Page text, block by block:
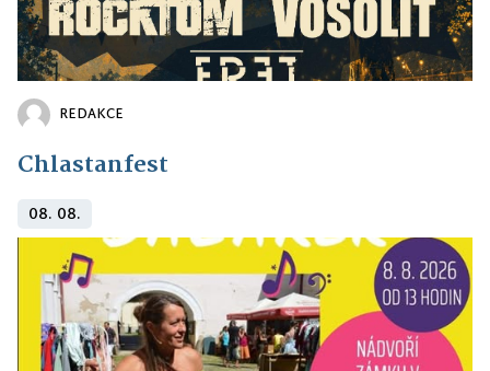
REDAKCE
Chlastanfest
08. 08.